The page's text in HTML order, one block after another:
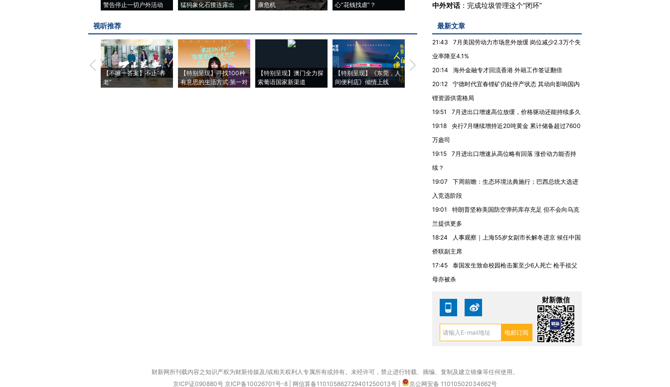
警告停止一切户外活动
猛犸象化石接连露出
康危机
心“花钱找虐”？
育部长拱下台
视听推荐
【不唯一答案】不止“养
老”
【特别呈现】寻找100种
有意思的生活方式·第一对
【特别呈现】澳门全力探
索葡语国家新渠道
【特别呈现】《东莞，人
间便利店》倾情上线
【推广】走进第四届链博
会，让数智科技“链”接产
【特别呈现】寻找100种
有意思的生活方式·第三对
住三大增长引擎是什么？
中外对话： 完成垃圾管理这个“闭环”
最新文章
21:43
7月美国劳动力市场意外放缓 岗位减少2.3万个失
业率降至4.1%
20:14
海外金融专才回流香港 外籍工作签证翻倍
20:12
宁德时代宜春锂矿仍处停产状态 其动向影响国内
锂资源供需格局
19:51
7月进出口增速高位放缓，价格驱动还能持续多久
19:18
央行7月继续增持近20吨黄金 累计储备超过7600
万盎司
19:15
7月进出口增速从高位略有回落 涨价动力能否持
续？
19:07
下周前瞻：生态环境法典施行；巴西总统大选进
入竞选阶段
19:01
特朗普坚称美国防空弹药库存充足 但不会向乌克
兰提供更多
18:24
人事观察｜上海55岁女副市长解冬进京 候任中国
侨联副主席
17:45
泰国发生致命校园枪击案至少6人死亡 枪手祖父
母亦被杀
财新微信
财新网所刊载内容之知识产权为财新传媒及/或相关权利人专属所有或持有。未经许可，禁止进行转载、摘编、复制及建立镜像等任何使用。
京ICP证090880号 京ICP备10026701号-8 网信算备110105862729401250013号 京公网安备 11010502034662号